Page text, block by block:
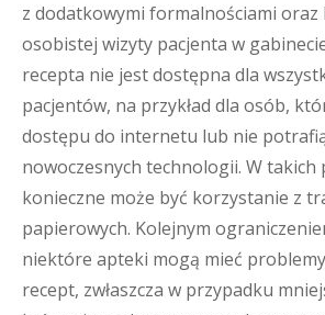
z dodatkowymi formalnościami oraz
osobistej wizyty pacjenta w
recepta nie jest dostępna dla
pacjentów, na przykład dla osób,
dostępu do internetu lub nie
nowoczesnych technologii. W takich
konieczne może być korzystanie z
papierowych. Kolejnym
niektóre apteki mogą mieć
recept, zwłaszcza w przypadku